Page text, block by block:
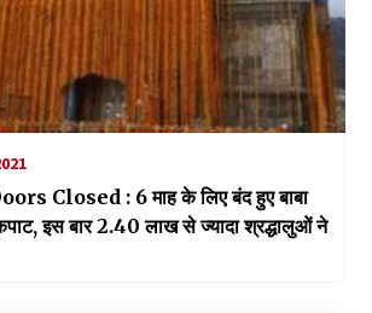
6 माह के लिए बंद हुए बाबा
इस बार 2.40 लाख से ज्यादा श्रद्धालुओं ने